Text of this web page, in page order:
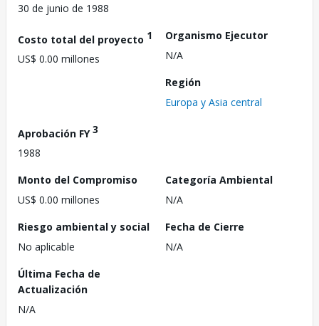
30 de junio de 1988
Costo total del proyecto 1
US$ 0.00 millones
Organismo Ejecutor
N/A
Región
Europa y Asia central
Aprobación FY3
1988
Monto del Compromiso
US$ 0.00 millones
Categoría Ambiental
N/A
Riesgo ambiental y social
No aplicable
Fecha de Cierre
N/A
Última Fecha de
Actualización
N/A